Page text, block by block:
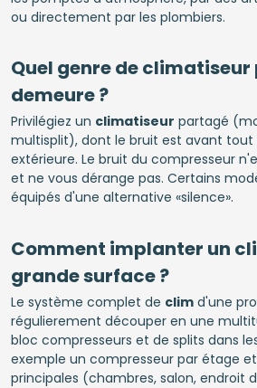
ou directement par les plombiers.
Quel genre de climatiseur
demeure ?
Privilégiez un climatiseur partagé
multisplit), dont le bruit est avant tout
extérieure. Le bruit du compresseur
et ne vous dérange pas. Certains
équipés d'une alternative «silence».
Comment implanter un
grande surface ?
Le système complet de climd'une
régulierement découper en une
bloc compresseurs et de splits dans
exemple un compresseur par étage
principales (chambres, salon, endroit